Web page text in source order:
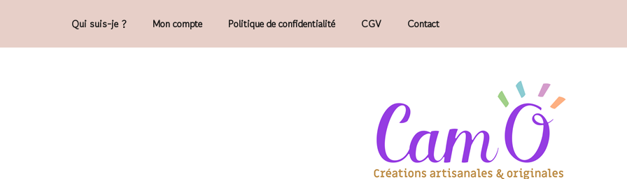
Qui suis-je ? Mon compte Politique de confidentialité CGV Contact